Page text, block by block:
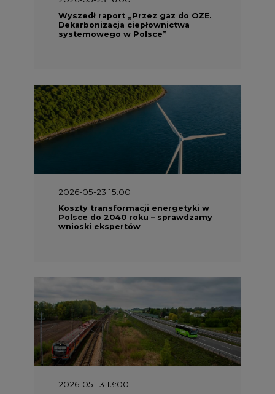
Wyszedł raport „Przez gaz do OZE.
Dekarbonizacja ciepłownictwa
systemowego w Polsce”
2026-05-23 15:00
Koszty transformacji energetyki w
Polsce do 2040 roku – sprawdzamy
wnioski ekspertów
2026-05-13 13:00